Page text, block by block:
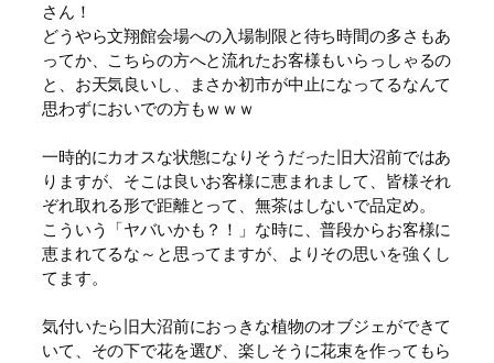
さん！
どうやら文翔館会場への入場制限と待ち時間の多さもあ
ってか、こちらの方へと流れたお客様もいらっしゃるの
と、お天気良いし、まさか初市が中止になってるなんて
思わずにおいでの方もｗｗｗ
一時的にカオスな状態になりそうだった旧大沼前ではあ
りますが、そこは良いお客様に恵まれまして、皆様それ
ぞれ取れる形で距離とって、無茶はしないで品定め。
こういう「ヤバいかも？！」な時に、普段からお客様に
恵まれてるな～と思ってますが、よりその思いを強くし
てます。
気付いたら旧大沼前におっきな植物のオブジェができて
いて、その下で花を選び、楽しそうに花束を作ってもら